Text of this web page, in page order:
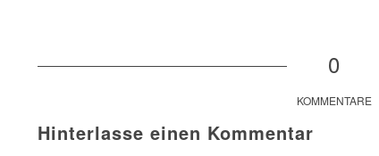
0
KOMMENTARE
Hinterlasse einen Kommentar